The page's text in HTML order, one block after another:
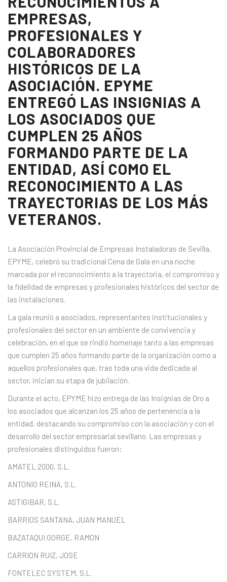
EMPRESAS,
PROFESIONALES Y
COLABORADORES
HISTÓRICOS DE LA
ASOCIACIÓN. EPYME
ENTREGÓ LAS INSIGNIAS A
LOS ASOCIADOS QUE
CUMPLEN 25 AÑOS
FORMANDO PARTE DE LA
ENTIDAD, ASÍ COMO EL
RECONOCIMIENTO A LAS
TRAYECTORIAS DE LOS MÁS
VETERANOS.
La Asociación Provincial de Empresas Instaladoras de Sevilla,
EPYME, celebró su tradicional Cena de Gala en una noche
marcada por el reconocimiento a la trayectoria, el compromiso y
la fidelidad de empresas y profesionales históricos del sector de
las instalaciones.
La gala reunió a asociados, representantes institucionales y
profesionales del sector en un ambiente de convivencia y
celebración, en el que se rindió homenaje tanto a las empresas
que cumplen 25 años formando parte de la organización como a
aquellos profesionales que, tras toda una vida dedicada al
sector, inician su etapa de jubilación.
Durante el acto, EPYME hizo entrega de las Insignias de Oro a
los asociados que alcanzan los 25 años de pertenencia a la
entidad, destacando su compromiso con la asociación y con el
desarrollo del sector empresarial sevillano. Las empresas y
profesionales distinguidos fueron:
AMATEL 2000, S.L.
ANTONIO REINA, S.L.
ASTIGIBAR, S.L.
BARRIOS SANTANA, JUAN MANUEL
BAZATAQUI GORGE, RAMON
CARRION RUIZ, JOSE
FONTELEC SYSTEM, S.L.